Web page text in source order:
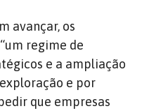
avançar, os
regime de
e a ampliação
e por
que empresas